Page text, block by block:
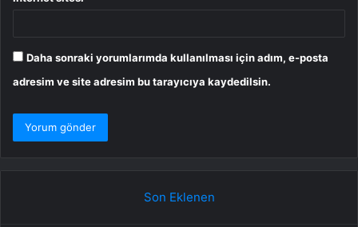
Daha sonraki yorumlarımda kullanılması için adım, e-posta
adresim ve site adresim bu tarayıcıya kaydedilsin.
Son Eklenen